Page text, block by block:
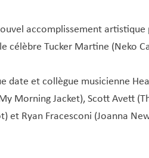
accomplissement artistique
célèbre Tucker Martine (Neko
date et collègue musicienne
Morning Jacket), Scott Avett
et Ryan Fracesconi (Joanna